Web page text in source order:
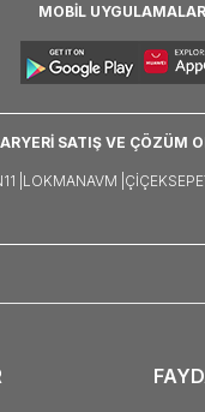
MOBİL
SATIŞ VE ÇÖZÜM
| LOKMANAVM |